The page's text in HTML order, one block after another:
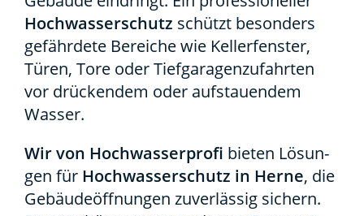
Hoch­was­ser­schutz schützt beson­ders
gefähr­de­te Berei­che wie Kel­ler­fens­ter,
Türen, Tore oder Tief­ga­ra­gen­zu­fahr­ten
vor drü­cken­dem oder auf­stau­en­dem
Was­ser.
Wir von Hoch­was­ser­pro­fi bie­ten Lösun­
gen für Hoch­was­ser­schutz in Her­ne, die
Gebäu­de­öff­nun­gen zuver­läs­sig sichern.